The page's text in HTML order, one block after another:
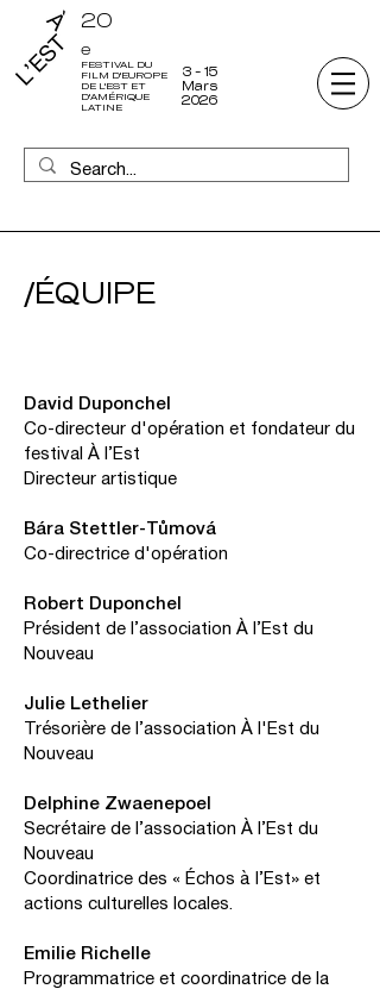
FESTIVAL DU
FILM D'EUROPE
DE L'EST ET
D'AMÉRIQUE
LATINE
20
e
3 - 15
Mars
2026
/ÉQUIPE
David Duponchel
Co-directeur d'opération et fondateur du
festival À l’Est
Directeur artistique
Bára Stettler-Tůmová
Co-directrice d'opération
Robert Duponchel
Président de l’association À l’Est du
Nouveau
Julie Lethelier
Trésorière de l’association À l'Est du
Nouveau
Delphine Zwaenepoel
Secrétaire de l’association À l’Est du
Nouveau
Coordinatrice des « Échos à l’Est» et
actions culturelles locales.
Emilie Richelle
Programmatrice et coordinatrice de la